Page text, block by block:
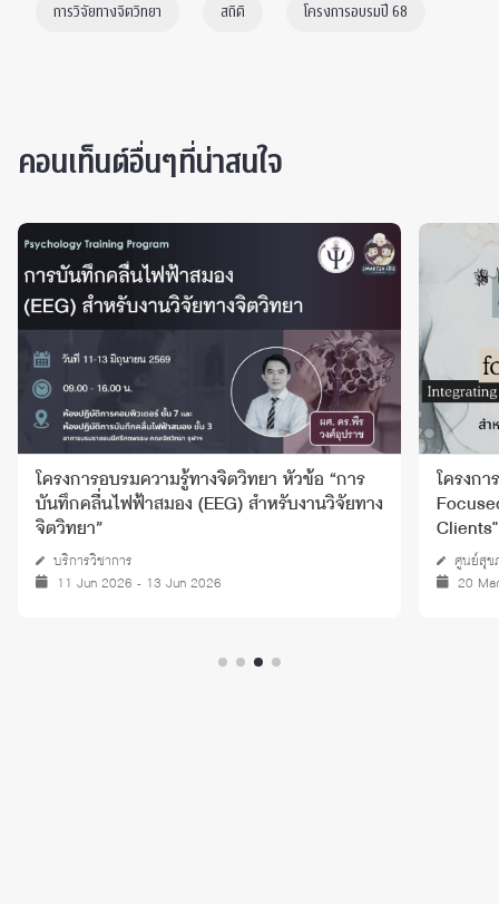
การวิจัยทางจิตวิทยา สถิติ โครงการอบรมปี 68
คอนเท็นต์อื่นๆที่น่าสนใจ
โครงการอบรมความรู้ทางจิตวิทยา หัวข้อ “การ
บันทึกคลื่นไฟฟ้าสมอง (EEG) สำหรับงานวิจัยทาง
จิตวิทยา”
บริการวิชาการ
11 Jun 2026 - 13 Jun 2026
โครงก
ศูนย์สุข
20